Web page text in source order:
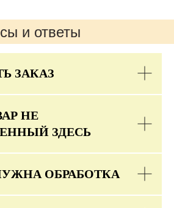
и ответы
ЗАКАЗ
НЕ
ЗДЕСЬ
ОБРАБОТКА